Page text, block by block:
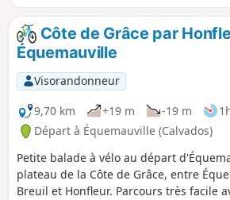
Côte de Grâce par
Équemauville
Visorandonneur
9,70 km
+19 m -19 m
Départ à Équemauville (Calvados)
Petite balade à vélo au départ
plateau de la Côte de Grâce, entre
Breuil et Honfleur. Parcours très facile